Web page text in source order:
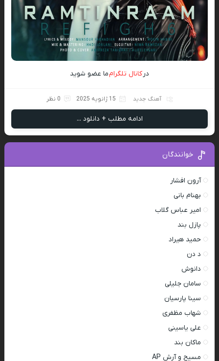
درکانال تلگرامما عضو شوید
آهنگ جدید 15 ژانویه 2025 0 نظر
ادامه مطلب + دانلود ...
خوانندگان
آرون افشار
بهنام بانی
امیر عباس گلاب
پازل بند
حمید هیراد
د دن
دانوش
سامان جلیلی
سینا پارسیان
شهاب مظفری
علی یاسینی
ماکان بند
مسیح و آرش AP